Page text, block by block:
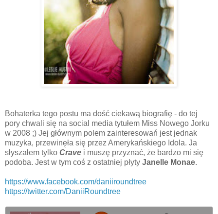
Bohaterka tego postu ma dość ciekawą biografię - do tej
pory chwali się na social media tytułem Miss Nowego Jorku
w 2008 ;) Jej głównym polem zainteresowań jest jednak
muzyka, przewinęła się przez Amerykańskiego Idola. Ja
słyszałem tylko Crave i muszę przyznać, że bardzo mi się
podoba. Jest w tym coś z ostatniej płyty Janelle Monae.
https://www.facebook.com/daniiroundtree
https://twitter.com/DaniiRoundtree